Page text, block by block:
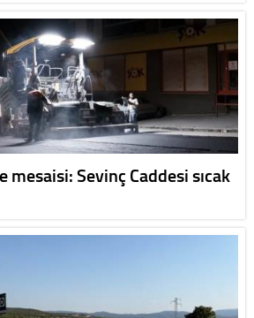
mesaisi: Sevinç Caddesi sıcak